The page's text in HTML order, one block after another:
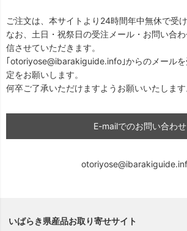
ご注文は、本サイトより24時間年中無休で受け
なお、土日・祝祭日の受注メール・お問い合
信させていただきます。
｢otoriyose@ibarakiguide.info｣からのメール
定をお願いします。
何卒ご了承いただけますようお願いいたします
E-mailでのお問い合わせ
いばらき県産品お取り寄せサイト